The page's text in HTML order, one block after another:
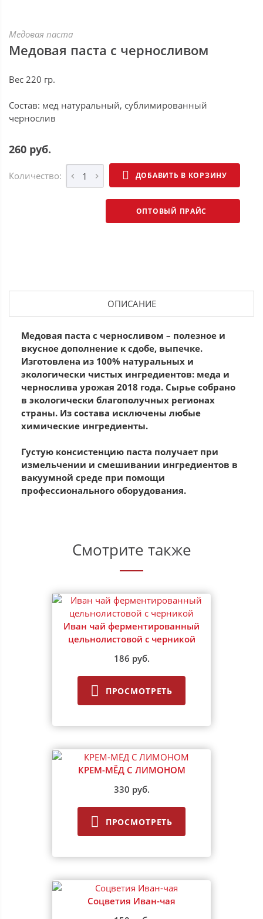
Медовая паста
Медовая паста с черносливом
Вес 220 гр.
Состав: мед натуральный, сублимированный
чернослив
260 руб.
Количество: ДОБАВИТЬ В КОРЗИНУ
ОПТОВЫЙ ПРАЙС
ОПИСАНИЕ
Медовая паста с черносливом – полезное и
вкусное дополнение к сдобе, выпечке.
Изготовлена из 100% натуральных и
экологически чистых ингредиентов: меда и
чернослива урожая 2018 года. Сырье собрано
в экологически благополучных регионах
страны. Из состава исключены любые
химические ингредиенты.
Густую консистенцию паста получает при
измельчении и смешивании ингредиентов в
вакуумной среде при помощи
профессионального оборудования.
Смотрите также
Иван чай ферментированный
цельнолистовой с черникой
186 руб.
ПРОСМОТРЕТЬ
КРЕМ-МЁД С ЛИМОНОМ
330 руб.
ПРОСМОТРЕТЬ
Соцветия Иван-чая